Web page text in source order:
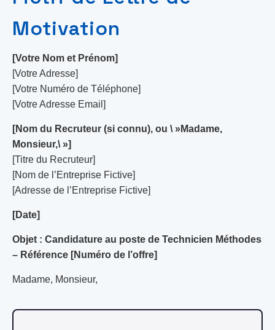
Motivation
[Votre Nom et Prénom]
[Votre Adresse]
[Votre Numéro de Téléphone]
[Votre Adresse Email]
[Nom du Recruteur (si connu), ou \ »Madame,
Monsieur,\ »]
[Titre du Recruteur]
[Nom de l’Entreprise Fictive]
[Adresse de l’Entreprise Fictive]
[Date]
Objet : Candidature au poste de Technicien Méthodes
– Référence [Numéro de l’offre]
Madame, Monsieur,